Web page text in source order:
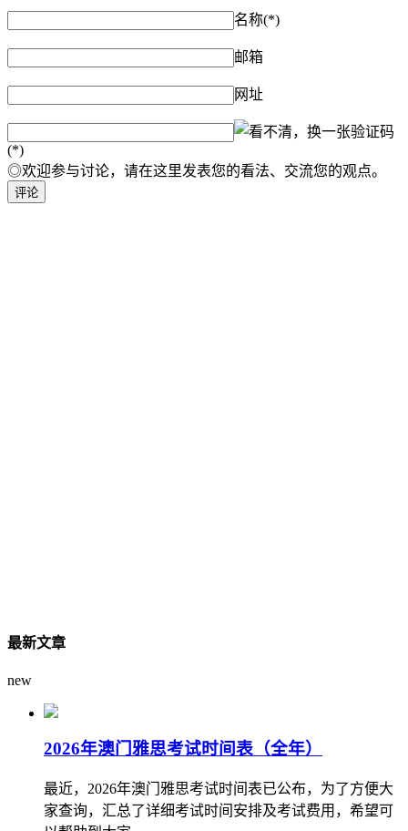
名称(*)
邮箱
网址
验证码
(*)
◎欢迎参与讨论，请在这里发表您的看法、交流您的观点。
最新文章
new
2026年澳门雅思考试时间表（全年）
最近，2026年澳门雅思考试时间表已公布，为了方便大
家查询，汇总了详细考试时间安排及考试费用，希望可